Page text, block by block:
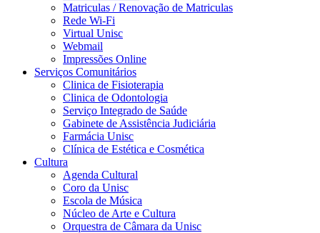
Matriculas / Renovação de Matriculas
Rede Wi-Fi
Virtual Unisc
Webmail
Impressões Online
Serviços Comunitários
Clinica de Fisioterapia
Clinica de Odontologia
Serviço Integrado de Saúde
Gabinete de Assistência Judiciária
Farmácia Unisc
Clínica de Estética e Cosmética
Cultura
Agenda Cultural
Coro da Unisc
Escola de Música
Núcleo de Arte e Cultura
Orquestra de Câmara da Unisc